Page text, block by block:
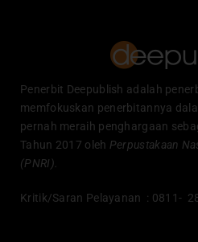
Penerbit Deepublish adalah
memfokuskan penerbitannya
pernah meraih penghargaan
Tahun 2017 oleh Perpustakaan
(PNRI).
Kritik/Saran Pelayanan : 0811-